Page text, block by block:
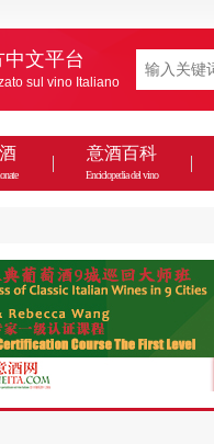
文平台
sul vino Italiano
意酒百科
Enciclopedia del vino